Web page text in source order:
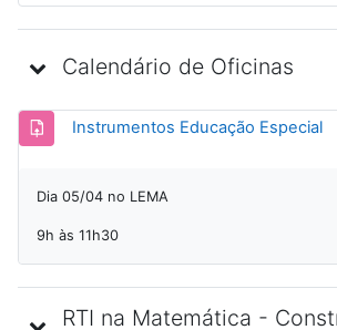
Calendário de Oficinas
Instrumentos Educação Especial
Dia 05/04 no LEMA
9h às 11h30
RTI na Matemática -